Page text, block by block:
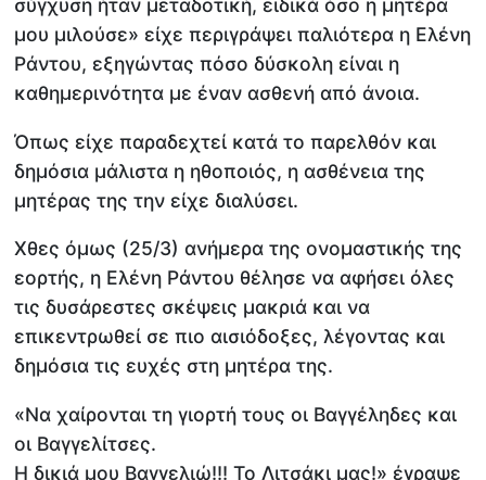
σύγχυση ήταν μεταδοτική, ειδικά όσο η μητέρα
μου μιλούσε» είχε περιγράψει παλιότερα η Ελένη
Ράντου, εξηγώντας πόσο δύσκολη είναι η
καθημερινότητα με έναν ασθενή από άνοια.
Όπως είχε παραδεχτεί κατά το παρελθόν και
δημόσια μάλιστα η ηθοποιός, η ασθένεια της
μητέρας της την είχε διαλύσει.
Χθες όμως (25/3) ανήμερα της ονομαστικής της
εορτής, η Ελένη Ράντου θέλησε να αφήσει όλες
τις δυσάρεστες σκέψεις μακριά και να
επικεντρωθεί σε πιο αισιόδοξες, λέγοντας και
δημόσια τις ευχές στη μητέρα της.
«Να χαίρονται τη γιορτή τους οι Βαγγέληδες και
οι Βαγγελίτσες.
Η δικιά μου Βαγγελιώ!!! Το Λιτσάκι μας!» έγραψε